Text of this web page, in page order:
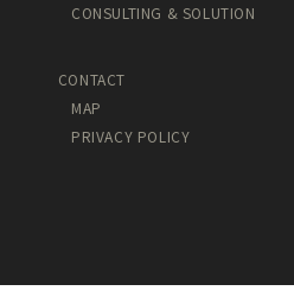
CONSULTING & SOLUTION
CONTACT
MAP
PRIVACY POLICY